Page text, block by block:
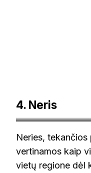
4. Neris
© R.
Neries, tekančios
vertinamos kaip
vietų regione dėl